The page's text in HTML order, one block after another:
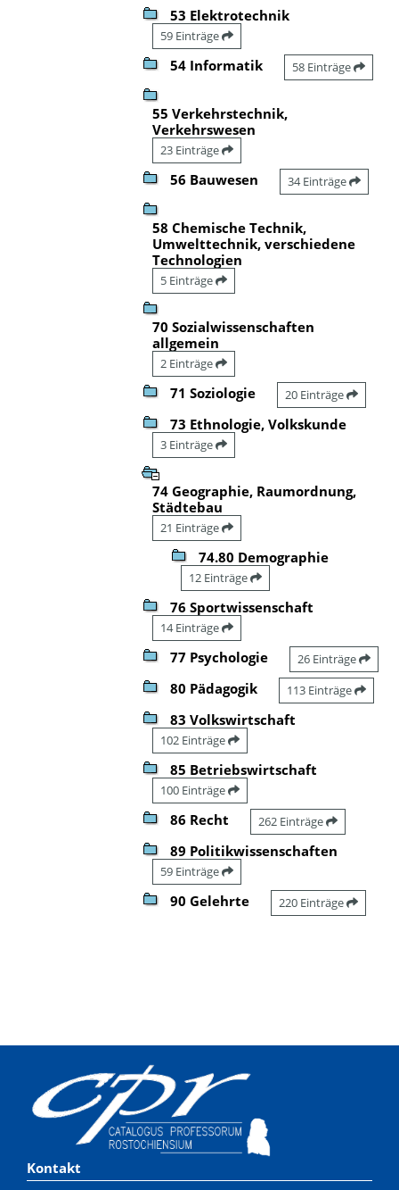
53 Elektrotechnik
59 Einträge
54 Informatik 58 Einträge
55 Verkehrstechnik,
Verkehrswesen
23 Einträge
56 Bauwesen 34 Einträge
58 Chemische Technik,
Umwelttechnik, verschiedene
Technologien
5 Einträge
70 Sozialwissenschaften
allgemein
2 Einträge
71 Soziologie 20 Einträge
73 Ethnologie, Volkskunde
3 Einträge
74 Geographie, Raumordnung,
Städtebau
21 Einträge
74.80 Demographie
12 Einträge
76 Sportwissenschaft
14 Einträge
77 Psychologie 26 Einträge
80 Pädagogik 113 Einträge
83 Volkswirtschaft
102 Einträge
85 Betriebswirtschaft
100 Einträge
86 Recht 262 Einträge
89 Politikwissenschaften
59 Einträge
90 Gelehrte 220 Einträge
Kontakt